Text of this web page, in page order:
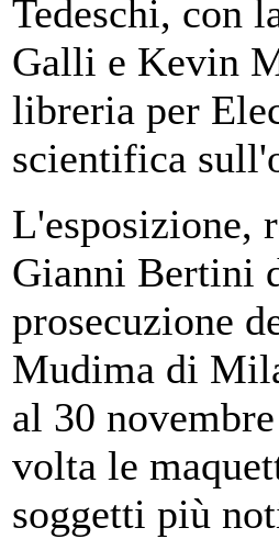
Tedeschi, con
Galli e Kevin
libreria per
scientifica
L'esposizione,
Gianni Bertini
prosecuzione
Mudima di
al 30
volta le
soggetti più